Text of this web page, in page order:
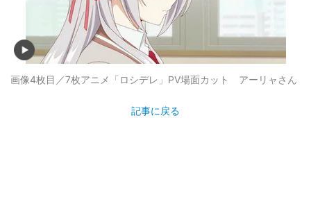
画像4枚目／7枚アニメ「ロシデレ」PV場面カット アーリャさん
記事に戻る